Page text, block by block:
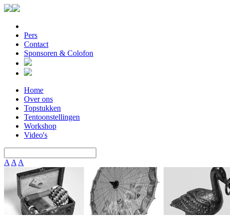
Pers
Contact
Sponsoren & Colofon
Home
Over ons
Topstukken
Tentoonstellingen
Workshop
Video's
A A A